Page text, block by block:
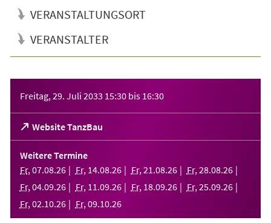
VERANSTALTUNGSORT
VERANSTALTER
Freitag, 29. Juli 2033 15:30 bis 16:30
Website TanzBau
(Öffnet
in
einem
neuen
Tab)
Weitere Termine
Fr, 07.08.26 Fr, 14.08.26 Fr, 21 .08.26 Fr, 28.08.26
Fr, 04.09.26 Fr, 11 .09.26 Fr, 18.09.26 Fr, 25.09.26
Fr, 02.10.26 Fr, 09.10.26